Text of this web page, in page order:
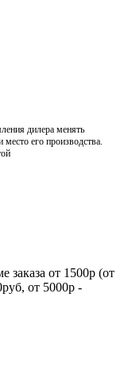
дилера менять
его производства.
от 1500р (от
от 5000р -